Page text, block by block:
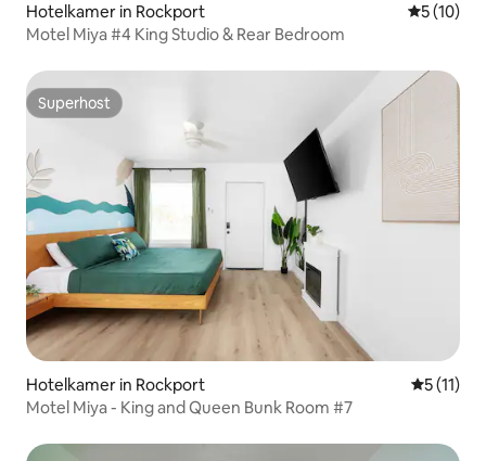
Hotelkamer in Rockport
5 (10)
Motel Miya #4 King Studio & Rear Bedroom
Superhost
Superhost
Hotelkamer in Rockport
5 (11)
Motel Miya - King and Queen Bunk Room #7